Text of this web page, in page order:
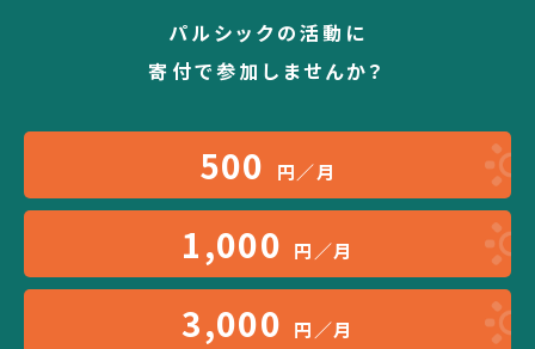
パルシックの活動に
寄付で参加しませんか？
500 円／月
1,000 円／月
3,000 円／月